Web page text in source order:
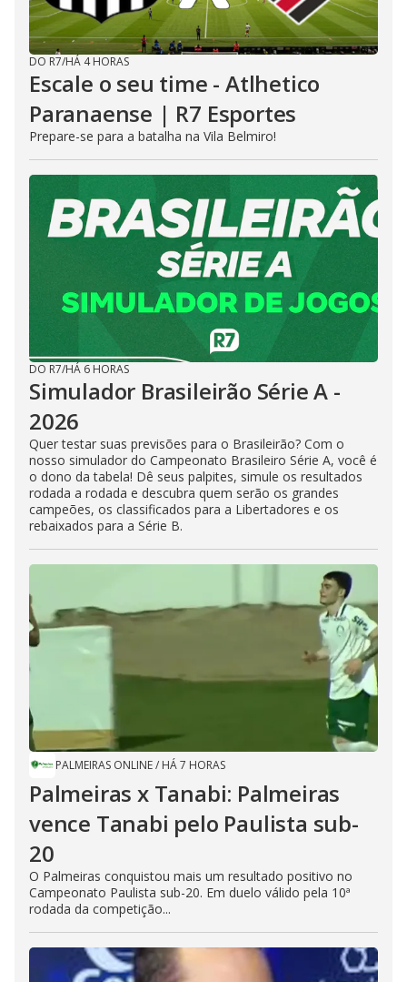
DO R7/HÁ 4 HORAS
Escale o seu time - Atlhetico
Paranaense | R7 Esportes
Prepare-se para a batalha na Vila Belmiro!
DO R7/HÁ 6 HORAS
Simulador Brasileirão Série A -
2026
Quer testar suas previsões para o Brasileirão? Com o
nosso simulador do Campeonato Brasileiro Série A, você é
o dono da tabela! Dê seus palpites, simule os resultados
rodada a rodada e descubra quem serão os grandes
campeões, os classificados para a Libertadores e os
rebaixados para a Série B.
PALMEIRAS ONLINE/ HÁ 7 HORAS
Palmeiras x Tanabi: Palmeiras
vence Tanabi pelo Paulista sub-
20
O Palmeiras conquistou mais um resultado positivo no
Campeonato Paulista sub-20. Em duelo válido pela 10ª
rodada da competição...